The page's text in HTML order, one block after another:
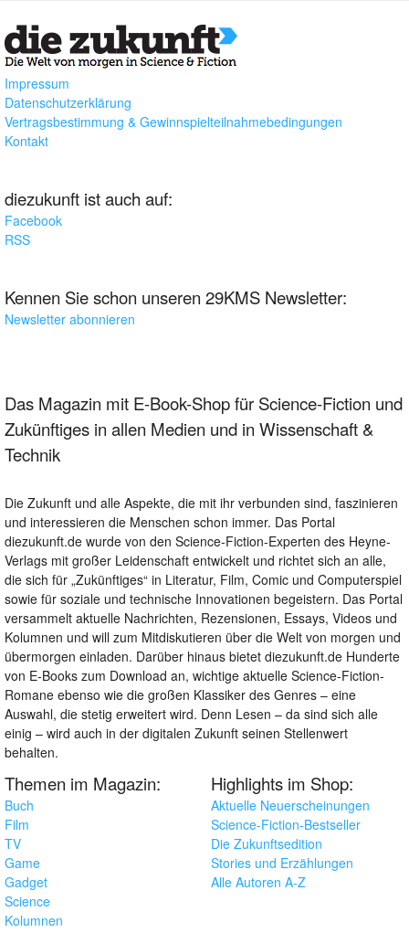
Impressum
Datenschutzerklärung
Vertragsbestimmung & Gewinnspielteilnahmebedingungen
Kontakt
diezukunft ist auch auf:
Facebook
RSS
Kennen Sie schon unseren 29KMS Newsletter:
Newsletter abonnieren
Das Magazin mit E-Book-Shop für Science-Fiction und
Zukünftiges in allen Medien und in Wissenschaft &
Technik
Die Zukunft und alle Aspekte, die mit ihr verbunden sind, faszinieren
und interessieren die Menschen schon immer. Das Portal
diezukunft.de wurde von den Science-Fiction-Experten des Heyne-
Verlags mit großer Leidenschaft entwickelt und richtet sich an alle,
die sich für „Zukünftiges“ in Literatur, Film, Comic und Computerspiel
sowie für soziale und technische Innovationen begeistern. Das Portal
versammelt aktuelle Nachrichten, Rezensionen, Essays, Videos und
Kolumnen und will zum Mitdiskutieren über die Welt von morgen und
übermorgen einladen. Darüber hinaus bietet diezukunft.de Hunderte
von E-Books zum Download an, wichtige aktuelle Science-Fiction-
Romane ebenso wie die großen Klassiker des Genres – eine
Auswahl, die stetig erweitert wird. Denn Lesen – da sind sich alle
einig – wird auch in der digitalen Zukunft seinen Stellenwert
behalten.
Themen im Magazin:
Buch
Film
TV
Game
Gadget
Science
Kolumnen
Highlights im Shop:
Aktuelle Neuerscheinungen
Science-Fiction-Bestseller
Die Zukunftsedition
Stories und Erzählungen
Alle Autoren A-Z